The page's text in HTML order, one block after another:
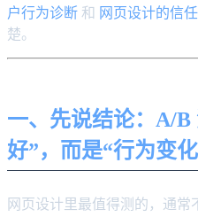
户行为诊断 和 网页设计的信
楚。
一、先说结论：A/B
好”，而是“行为变
网页设计里最值得测的，通